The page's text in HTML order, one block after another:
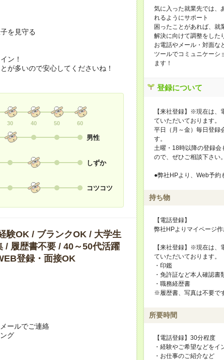
を見守る
ン！
が多いので安心してくださいね！
30 40 50 60
男性
しずか
コツコツ
験OK / ブランクOK / 大学生
/ 履歴書不要 / 40～50代活躍
登録・面接OK
ールでご連絡
グ
気に入った就業先では、
れるようにサポート
困ったことがあれば、就
解決に向けて調整をした
お電話やメール・対面
ツールでコミュニケーシ
ます！
登録について
【来社登録】※現在は、
ていただいております。
平日（月～金）毎日登録
す。
土曜・18時以降の登録会
ので、ぜひご相談下さい。
●弊社HPより、Web予約
持ち物
【電話登録】
弊社HPよりマイページ
【来社登録】※現在は、
ていただいております。
・印鑑
・免許証など本人確認書
・職務経歴書
※履歴書、写真は不要で
所要時間
【電話登録】30分程度
・経験やご希望などをイ
・お仕事のご紹介など